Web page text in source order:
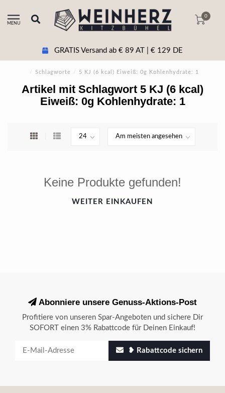
MENU
0
GRATIS Versand ab € 89 AT | € 129 DE
/ Schlagworte / 5 KJ (6 kcal) Eiweiß: 0g Kohlenhydrate: 1
Artikel mit Schlagwort 5 KJ (6 kcal)
Eiweiß: 0g Kohlenhydrate: 1
Keine Produkte gefunden!
WEITER EINKAUFEN
Abonniere unsere Genuss-Aktions-Post
Profitiere von unseren Spar-Angeboten und sichere Dir
SOFORT einen 3% Rabattcode für Deinen Einkauf!
❥ Rabattcode sichern